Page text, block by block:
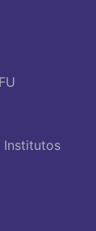
Institutos